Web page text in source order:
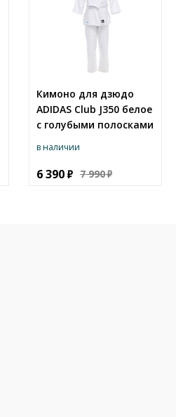
Кимоно для дзюдо
ADIDAS Club J350 белое
с голубыми полосками
в наличии
6 390 7 990